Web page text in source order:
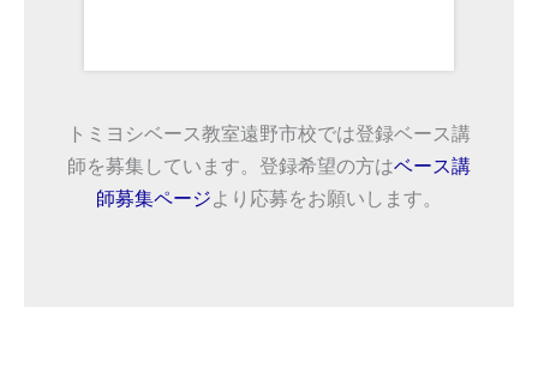
トミヨシベース教室遠野市校では登録ベース講
師を募集しています。登録希望の方はベース講
師募集ページより応募をお願いします。